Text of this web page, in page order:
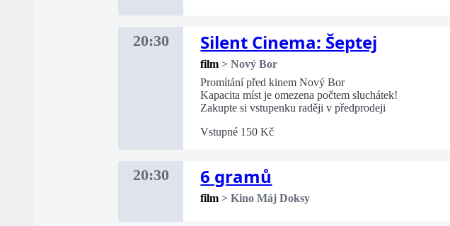
20:30 Silent Cinema: Šeptej
film >Nový Bor
Promítání před kinem Nový Bor
Kapacita míst je omezena počtem sluchátek!
Zakupte si vstupenku raději v předprodeji
Vstupné 150 Kč
20:30 6 gramů
film >Kino Máj Doksy